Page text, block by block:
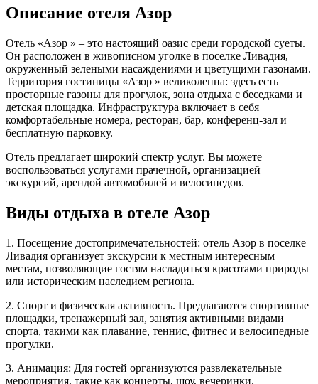
Описание отеля Азор
Отель «Азор » – это настоящий оазис среди городской суеты.
Он расположен в живописном уголке в поселке Ливадия,
окруженный зелеными насаждениями и цветущими газонами.
Территория гостиницы «Азор » великолепна: здесь есть
просторные газоны для прогулок, зона отдыха с беседками и
детская площадка. Инфраструктура включает в себя
комфортабельные номера, ресторан, бар, конференц-зал и
бесплатную парковку.
Отель предлагает широкий спектр услуг. Вы можете
воспользоваться услугами прачечной, организацией
экскурсий, арендой автомобилей и велосипедов.
Виды отдыха в отеле Азор
1. Посещение достопримечательностей: отель Азор в поселке
Ливадия организует экскурсии к местным интересным
местам, позволяющие гостям насладиться красотами природы
или историческим наследием региона.
2. Спорт и физическая активность. Предлагаются спортивные
площадки, тренажерный зал, занятия активными видами
спорта, такими как плавание, теннис, фитнес и велосипедные
прогулки.
3. Анимация: Для гостей организуются развлекательные
мероприятия, такие как концерты, шоу, вечеринки.